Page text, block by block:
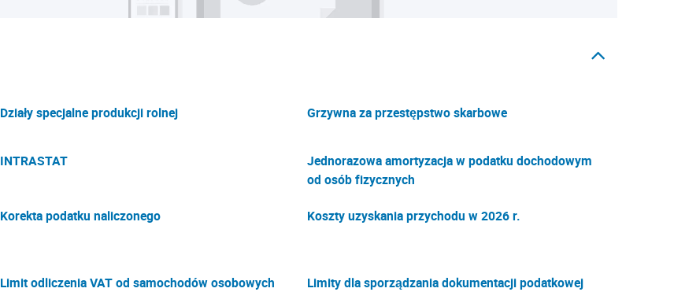
Działy specjalne produkcji rolnej Grzywna za przestępstwo skarbowe
INTRASTAT
Jednorazowa amortyzacja w podatku dochodowym
od osób fizycznych
Korekta podatku naliczonego Koszty uzyskania przychodu w 2026 r.
Limit odliczenia VAT od samochodów osobowych
Limity dla sporządzania dokumentacji podatkowej